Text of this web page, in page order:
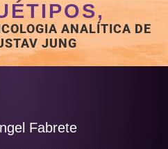
ANALÍTICA DE
JUNG
Fabrete